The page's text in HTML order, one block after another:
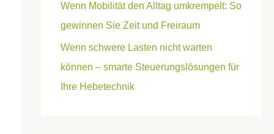
Wenn Mobilität den Alltag umkrempelt: So
gewinnen Sie Zeit und Freiraum
Wenn schwere Lasten nicht warten
können – smarte Steuerungslösungen für
Ihre Hebetechnik